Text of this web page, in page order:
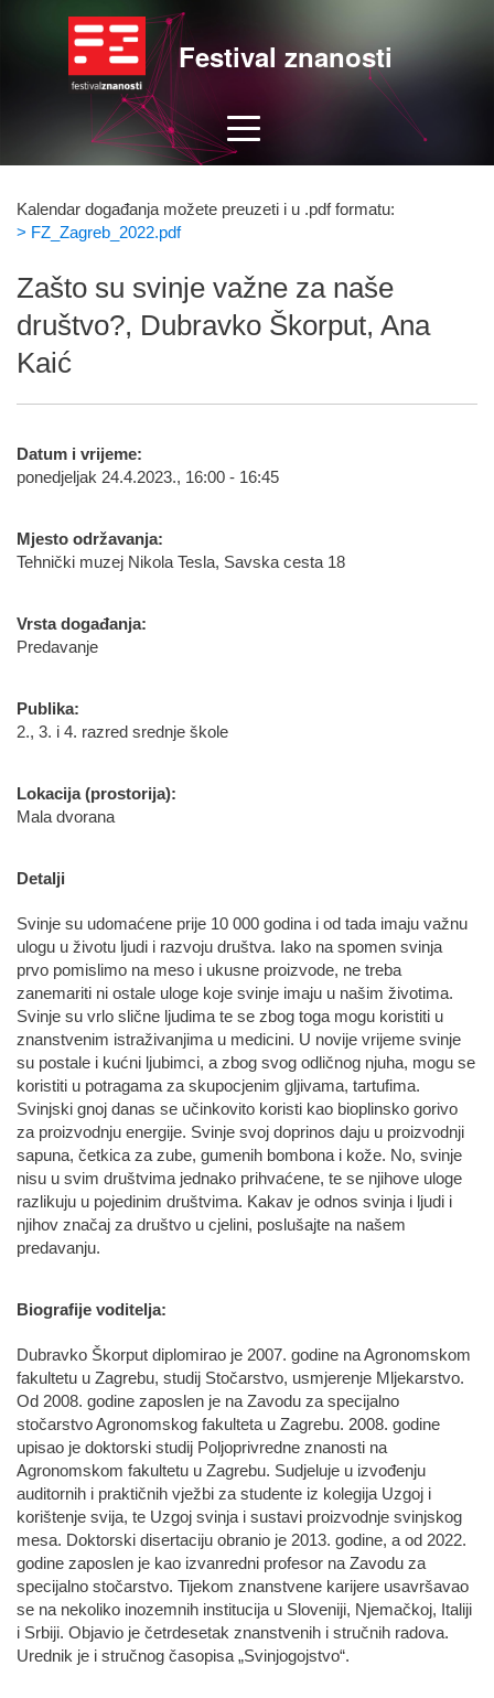
Festival znanosti
Kalendar događanja možete preuzeti i u .pdf formatu:
> FZ_Zagreb_2022.pdf
Zašto su svinje važne za naše
društvo?, Dubravko Škorput, Ana
Kaić
Datum i vrijeme:
ponedjeljak 24.4.2023., 16:00 - 16:45
Mjesto održavanja:
Tehnički muzej Nikola Tesla, Savska cesta 18
Vrsta događanja:
Predavanje
Publika:
2., 3. i 4. razred srednje škole
Lokacija (prostorija):
Mala dvorana
Detalji
Svinje su udomaćene prije 10 000 godina i od tada imaju važnu
ulogu u životu ljudi i razvoju društva. Iako na spomen svinja
prvo pomislimo na meso i ukusne proizvode, ne treba
zanemariti ni ostale uloge koje svinje imaju u našim životima.
Svinje su vrlo slične ljudima te se zbog toga mogu koristiti u
znanstvenim istraživanjima u medicini. U novije vrijeme svinje
su postale i kućni ljubimci, a zbog svog odličnog njuha, mogu se
koristiti u potragama za skupocjenim gljivama, tartufima.
Svinjski gnoj danas se učinkovito koristi kao bioplinsko gorivo
za proizvodnju energije. Svinje svoj doprinos daju u proizvodnji
sapuna, četkica za zube, gumenih bombona i kože. No, svinje
nisu u svim društvima jednako prihvaćene, te se njihove uloge
razlikuju u pojedinim društvima. Kakav je odnos svinja i ljudi i
njihov značaj za društvo u cjelini, poslušajte na našem
predavanju.
Biografije voditelja:
Dubravko Škorput diplomirao je 2007. godine na Agronomskom
fakultetu u Zagrebu, studij Stočarstvo, usmjerenje Mljekarstvo.
Od 2008. godine zaposlen je na Zavodu za specijalno
stočarstvo Agronomskog fakulteta u Zagrebu. 2008. godine
upisao je doktorski studij Poljoprivredne znanosti na
Agronomskom fakultetu u Zagrebu. Sudjeluje u izvođenju
auditornih i praktičnih vježbi za studente iz kolegija Uzgoj i
korištenje svija, te Uzgoj svinja i sustavi proizvodnje svinjskog
mesa. Doktorski disertaciju obranio je 2013. godine, a od 2022.
godine zaposlen je kao izvanredni profesor na Zavodu za
specijalno stočarstvo. Tijekom znanstvene karijere usavršavao
se na nekoliko inozemnih institucija u Sloveniji, Njemačkoj, Italiji
i Srbiji. Objavio je četrdesetak znanstvenih i stručnih radova.
Urednik je i stručnog časopisa „Svinjogojstvo“.